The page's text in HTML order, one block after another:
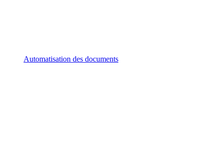
Automatisation des documents